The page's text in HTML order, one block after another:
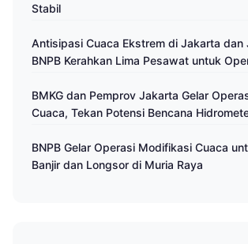
Stabil
Antisipasi Cuaca Ekstrem di Jakarta dan
BNPB Kerahkan Lima Pesawat untuk
BMKG dan Pemprov Jakarta Gelar
Cuaca, Tekan Potensi Bencana
BNPB Gelar Operasi Modifikasi Cuaca
Banjir dan Longsor di Muria Raya